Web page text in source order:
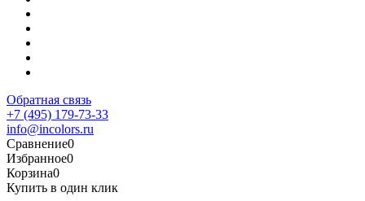
Обратная связь
+7 (495) 179-73-33
info@incolors.ru
Сравнение0
Избранное0
Корзина0
Купить в один клик